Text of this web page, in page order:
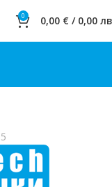
0 0,00 € / 0,00